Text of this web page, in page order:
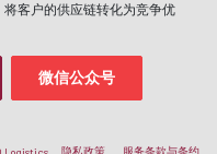
客户的供应链转化为竞争优
微信公众号
Logistics 隐私政策 服务条款与条约